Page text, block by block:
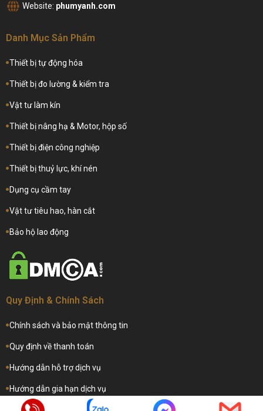
Website: phumyanh.com
Danh Mục Sản Phẩm
Thiết bị tự động hóa
Thiết bị đo lường & kiểm tra
Vật tư làm kín
Thiết bị nâng hạ & Motor, hộp số
Thiết bị điện công nghiệp
Thiết bị thuỷ lực, khí nén
Dụng cụ cầm tay
Vật tư tiêu hao, hàn cắt
Bảo hộ lao động
Quy Định & Chính Sách
Chính sách và bảo mật thông tin
Quy định về thanh toán
Hướng dẫn hỗ trợ dịch vụ
Hướng dẫn gia hạn dịch vụ